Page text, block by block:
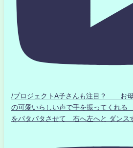
/プロジェクトA子さんも注目？ お
の可愛いらしい声で手を振ってくれ
をパタパタさせて 右へ左へと ダンス